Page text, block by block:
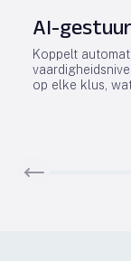
AI-
Koppelt
op elke klus,